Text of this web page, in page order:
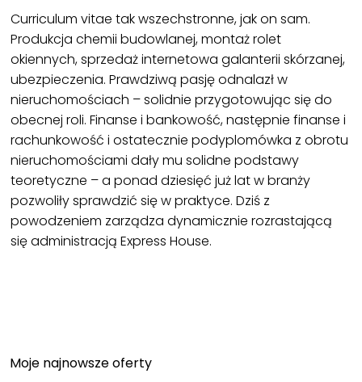
Curriculum vitae tak wszechstronne, jak on sam.
Produkcja chemii budowlanej, montaż rolet
okiennych, sprzedaż internetowa galanterii skórzanej,
ubezpieczenia. Prawdziwą pasję odnalazł w
nieruchomościach – solidnie przygotowując się do
obecnej roli. Finanse i bankowość, następnie finanse i
rachunkowość i ostatecznie podyplomówka z obrotu
nieruchomościami dały mu solidne podstawy
teoretyczne – a ponad dziesięć już lat w branży
pozwoliły sprawdzić się w praktyce. Dziś z
powodzeniem zarządza dynamicznie rozrastającą
się administracją Express House.
Moje najnowsze oferty